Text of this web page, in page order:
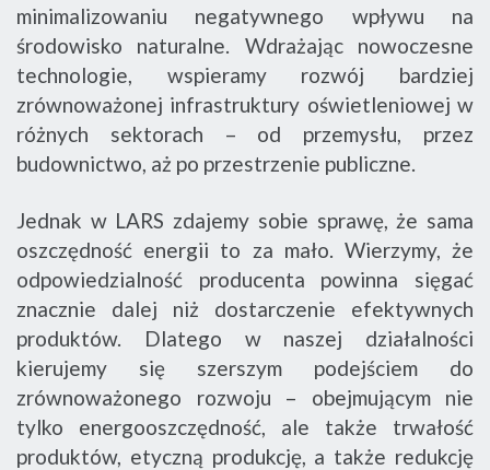
minimalizowaniu negatywnego wpływu na
środowisko naturalne. Wdrażając nowoczesne
technologie, wspieramy rozwój bardziej
zrównoważonej infrastruktury oświetleniowej w
różnych sektorach – od przemysłu, przez
budownictwo, aż po przestrzenie publiczne.
Jednak w LARS zdajemy sobie sprawę, że sama
oszczędność energii to za mało. Wierzymy, że
odpowiedzialność producenta powinna sięgać
znacznie dalej niż dostarczenie efektywnych
produktów. Dlatego w naszej działalności
kierujemy się szerszym podejściem do
zrównoważonego rozwoju – obejmującym nie
tylko energooszczędność, ale także trwałość
produktów, etyczną produkcję, a także redukcję